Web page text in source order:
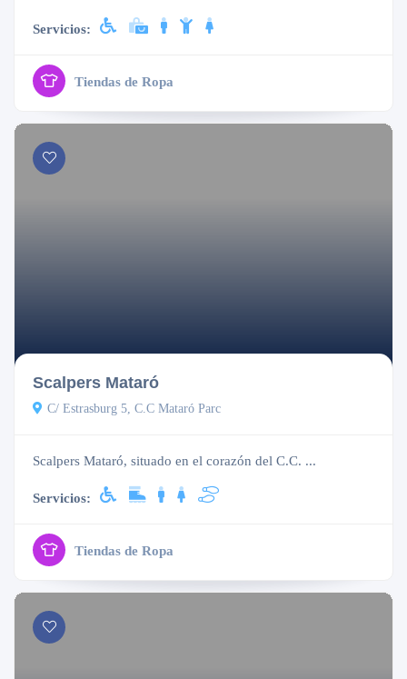
Servicios:
Tiendas de Ropa
Scalpers Mataró
C/ Estrasburg 5, C.C Mataró Parc
Scalpers Mataró, situado en el corazón del C.C. ...
Servicios:
Tiendas de Ropa